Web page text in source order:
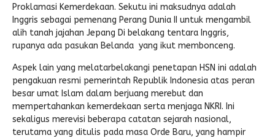
Proklamasi Kemerdekaan. Sekutu ini maksudnya adalah
Inggris sebagai pemenang Perang Dunia II untuk mengambil
alih tanah jajahan Jepang Di belakang tentara Inggris,
rupanya ada pasukan Belanda yang ikut membonceng.
Aspek lain yang melatarbelakangi penetapan HSN ini adalah
pengakuan resmi pemerintah Republik Indonesia atas peran
besar umat Islam dalam berjuang merebut dan
mempertahankan kemerdekaan serta menjaga NKRI. Ini
sekaligus merevisi beberapa catatan sejarah nasional,
terutama yang ditulis pada masa Orde Baru, yang hampir